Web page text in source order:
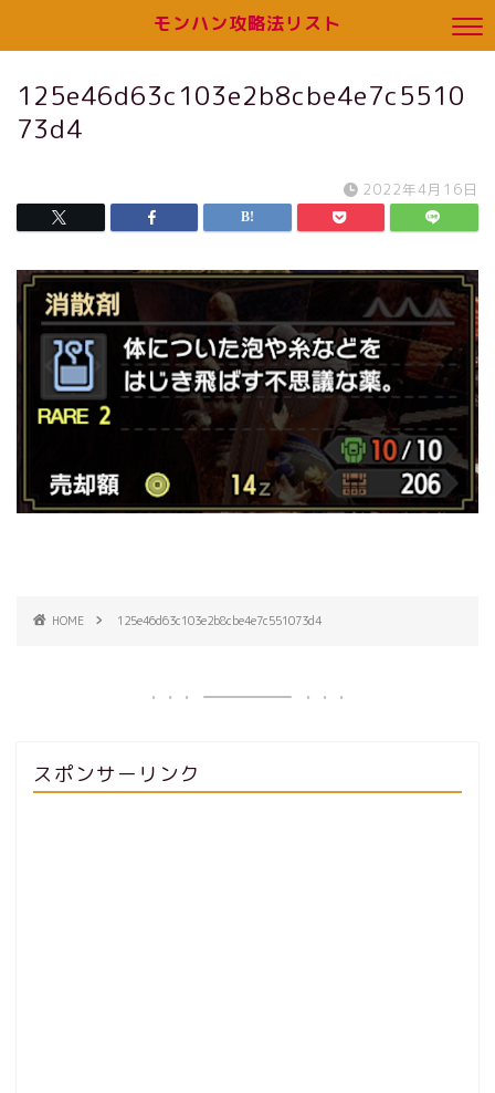
モンハン攻略法リスト
125e46d63c103e2b8cbe4e7c5510
73d4
2022年4月16日
HOME 125e46d63c103e2b8cbe4e7c551073d4
スポンサーリンク